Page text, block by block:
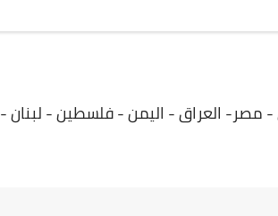
مصر- العراق - اليمن - فلسطين - لبنان -